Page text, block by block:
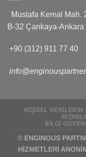
Mustafa Kemal Mah.
B-32 Çankaya-Ankara
+90 (312) 911 77 40
KIŞISEL
BILGI
© ENGINOUS
HİZMETLERİ